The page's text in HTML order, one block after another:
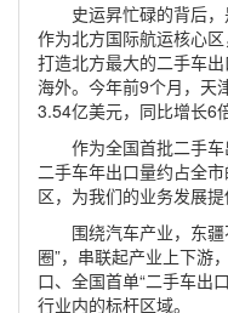
史运昇忙碌的背后
作为北方国际航运核心
打造北方最大的二手车
海外。今年前9个月，天
3.54亿美元，同比增长6
作为全国首批二手车
二手车年出口量约占全
区，为我们的业务发展提
围绕汽车产业，东
圈”，串联起产业上下游
口、全国首单“二手车出
行业内的标杆区域。